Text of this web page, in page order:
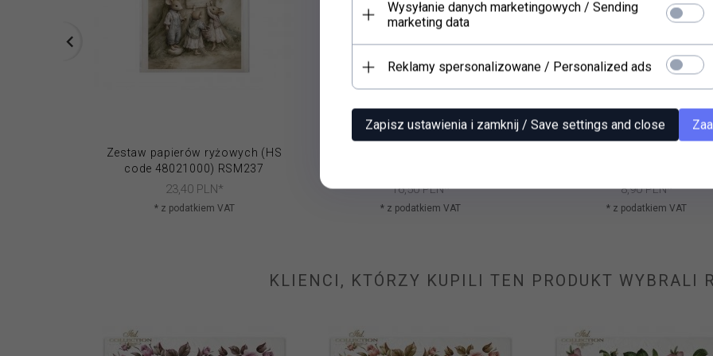
Zestaw papierów ryżowych (HS
code 48021000) RSM237
23,40 PLN*
* z podatkiem VAT
16,50 PLN*
* z podatkiem VAT
8,90 PLN*
* z podatkiem VAT
KLIENCI, KTÓRZY KUPILI TEN PRODUKT WYBRALI
Wysyłanie danych marketingowych / Sending
marketing data
Reklamy spersonalizowane / Personalized ads
Zapisz ustawienia i zamknij / Save settings and close